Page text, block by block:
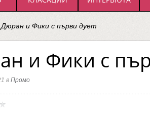
Дюран и Фики с първи дует
и Фики с
в Промо